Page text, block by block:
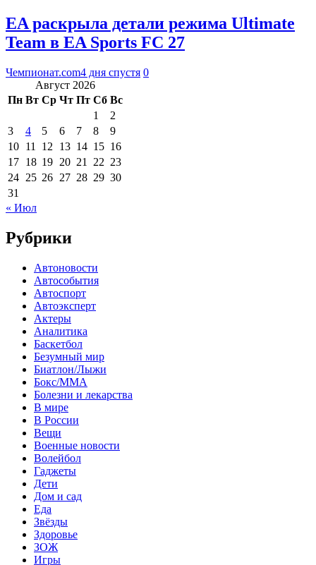
EA раскрыла детали режима Ultimate
Team в EA Sports FC 27
Чемпионат.com4 дня спустя 0
Август 2026
Пн Вт Ср Чт Пт Сб Вс
1
2
3
4 5 6 7 8
9
10 11 12 13 14 15 16
17 18 19 20 21 22 23
24 25 26 27 28 29 30
31
« Июл
Рубрики
Автоновости
Автособытия
Автоспорт
Автоэксперт
Актеры
Аналитика
Баскетбол
Безумный мир
Биатлон/Лыжи
Бокс/MMA
Болезни и лекарства
В мире
В России
Вещи
Военные новости
Волейбол
Гаджеты
Дети
Дом и сад
Еда
Звёзды
Здоровье
ЗОЖ
Игры